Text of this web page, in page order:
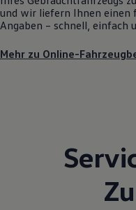
und wir liefern Ihnen einen
Angaben – schnell, einfach
Mehr zu Online-